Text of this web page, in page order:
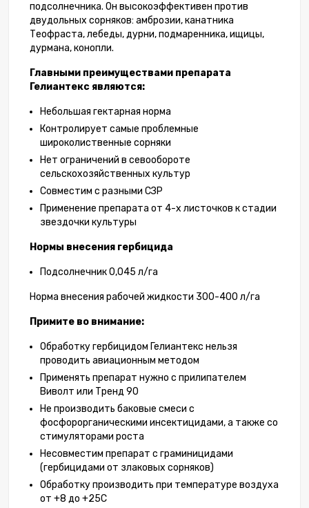
подсолнечника. Он высокоэффективен против
двудольных сорняков: амброзии, канатника
Теофраста, лебеды, дурни, подмаренника, ищицы,
дурмана, конопли.
Главными преимуществами препарата
Гелиантекс являются:
Небольшая гектарная норма
Контролирует самые проблемные
широколиственные сорняки
Нет ограничений в севообороте
сельскохозяйственных культур
Совместим с разными СЗР
Применение препарата от 4-х листочков к стадии
звездочки культуры
Нормы внесения гербицида
Подсолнечник 0,045 л/га
Норма внесения рабочей жидкости 300-400 л/га
Примите во внимание:
Обработку гербицидом Гелиантекс нельзя
проводить авиационным методом
Применять препарат нужно с прилипателем
Виволт или Тренд 90
Не производить баковые смеси с
фосфорорганическими инсектицидами, а также со
стимуляторами роста
Несовместим препарат с граминицидами
(гербицидами от злаковых сорняков)
Обработку производить при температуре воздуха
от +8 до +25С